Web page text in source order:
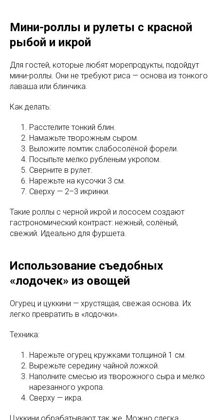
Мини-роллы и рулеты с красной
рыбой и икрой
Для гостей, которые любят морепродукты, подойдут
мини-роллы. Они не требуют риса — основа из тонкого
лаваша или блинчика.
Как делать:
Расстелите тонкий блин.
Намажьте творожным сыром.
Выложите ломтик слабосолёной форели.
Посыпьте мелко рубленым укропом.
Сверните в рулет.
Нарежьте на кусочки 3 см.
Сверху — 2–3 икринки.
Такие роллы с черной икрой и лососем создают
гастрономический контраст: нежный, солёный,
свежий. Идеально для фуршета.
Использование съедобных
«лодочек» из овощей
Огурец и цуккини — хрустящая, свежая основа. Их
легко превратить в «лодочки».
Техника:
Нарежьте огурец кружками толщиной 1 см.
Вырежьте середину чайной ложкой.
Наполните смесью из творожного сыра и мелко
нарезанного укропа.
Сверху — икра.